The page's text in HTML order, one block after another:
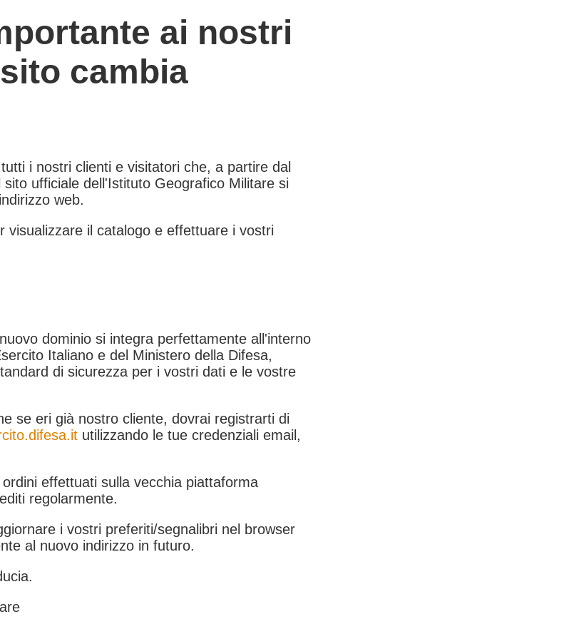
ai nostri
cambia
i nostri clienti e visitatori che, a partire dal
ufficiale dell'Istituto Geografico Militare si
web.
visualizzare il catalogo e effettuare i vostri
dominio si integra perfettamente all'interno
Italiano e del Ministero della Difesa,
di sicurezza per i vostri dati e le vostre
se eri già nostro cliente, dovrai registrarti di
utilizzando le tue credenziali email,
effettuati sulla vecchia piattaforma
regolarmente.
i vostri preferiti/segnalibri nel browser
al nuovo indirizzo in futuro.